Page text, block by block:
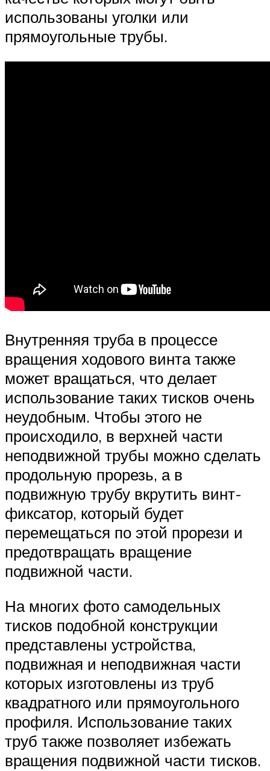
использованы уголки или
прямоугольные трубы.
Внутренняя труба в процессе
вращения ходового винта также
может вращаться, что делает
использование таких тисков очень
неудобным. Чтобы этого не
происходило, в верхней части
неподвижной трубы можно сделать
продольную прорезь, а в
подвижную трубу вкрутить винт-
фиксатор, который будет
перемещаться по этой прорези и
предотвращать вращение
подвижной части.
На многих фото самодельных
тисков подобной конструкции
представлены устройства,
подвижная и неподвижная части
которых изготовлены из труб
квадратного или прямоугольного
профиля. Использование таких
труб также позволяет избежать
вращения подвижной части тисков.